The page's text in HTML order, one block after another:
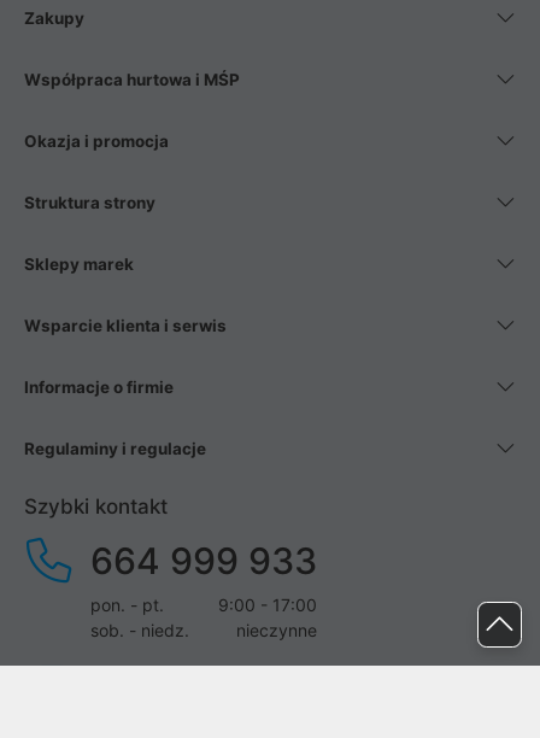
Zakupy
Współpraca hurtowa i MŚP
Okazja i promocja
Struktura strony
Sklepy marek
Wsparcie klienta i serwis
Informacje o firmie
Regulaminy i regulacje
Szybki kontakt
664 999 933
pon. - pt.
9:00 - 17:00
sob. - niedz.
nieczynne